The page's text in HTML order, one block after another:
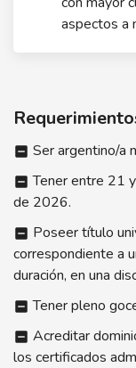
aspectos a
indeterminate_check_box Ser argentino/a
indeterminate_check_box Tener entre 21
de 2026.
indeterminate_check_box Poseer título
correspondiente a
duración, en una
indeterminate_check_box Tener pleno
indeterminate_check_box Acreditar
los certificados